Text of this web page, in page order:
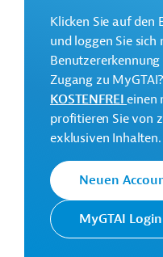
Gesamtkosten:
3 Millionen Euro
Geberbeitrag:
2,7 Millionen Euro
Kontaktadressen
Klicken Sie auf den
und loggen Sie sich
Benutzererkennung
Zugang zu
KOSTENFREIeinen
profitieren Sie von
exklusiven Inhalten.
Neuen
MyGTAI Login